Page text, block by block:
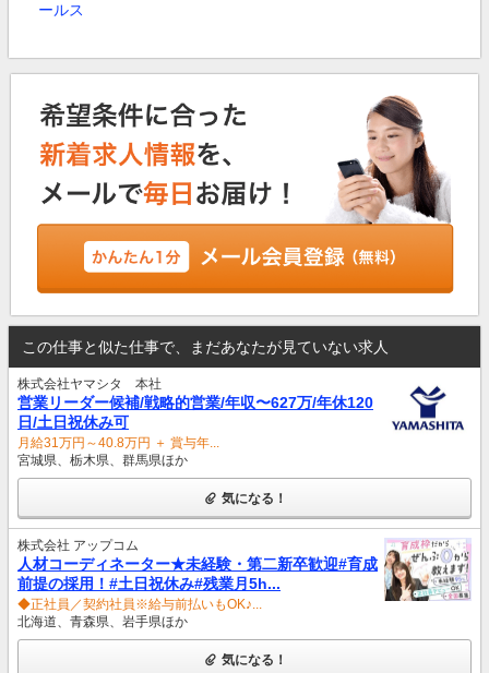
ールス
この仕事と似た仕事で、まだあなたが見ていない求人
株式会社ヤマシタ 本社
営業リーダー候補/戦略的営業/年収〜627万/年休120
日/土日祝休み可
月給31万円～40.8万円 ＋ 賞与年...
宮城県、栃木県、群馬県ほか
気になる！
株式会社 アップコム
人材コーディネーター★未経験・第二新卒歓迎#育成
前提の採用！#土日祝休み#残業月5h...
◆正社員／契約社員※給与前払いもOK♪...
北海道、青森県、岩手県ほか
気になる！